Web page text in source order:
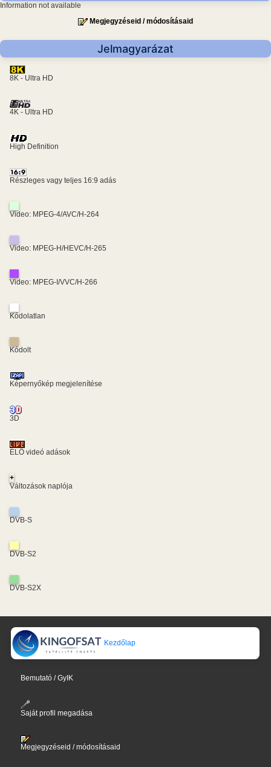
Information not available
Megjegyzéseid / módosításaid
Jelmagyarázat
8K - Ultra HD
4K - Ultra HD
High Definition
Részleges vagy teljes 16:9 adás
Video: MPEG-4/AVC/H-264
Video: MPEG-H/HEVC/H-265
Video: MPEG-I/VVC/H-266
Kódolatlan
Kódolt
Képernyőkép megjelenítése
3D
ÉLŐ videó adások
+
Változások naplója
DVB-S
DVB-S2
DVB-S2X
Kezdőlap
Bemutató / GyIK
Saját profil megadása
Megjegyzéseid / módosításaid